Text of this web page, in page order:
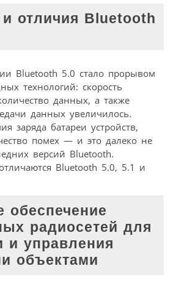
отличия Bluetooth
Bluetooth 5.0 стало прорывом
технологий: скорость
данных, а также
данных увеличилось.
заряда батареи устройств,
помех — и это далеко не
версий Bluetooth.
Bluetooth 5.0, 5.1 и
обеспечение
радиосетей для
и управления
объектами